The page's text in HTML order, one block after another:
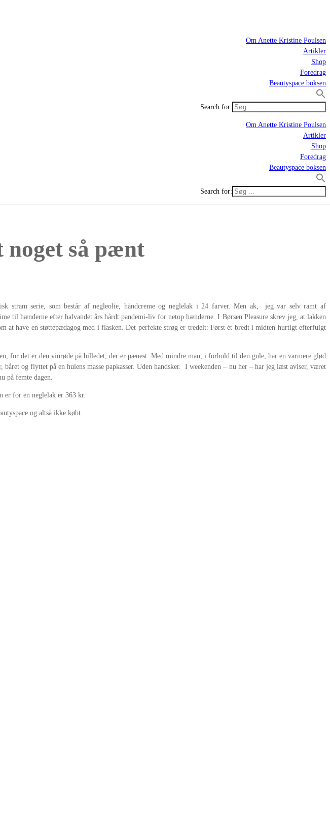
Om Anette Kristine Poulsen
Artikler
Shop
Foredrag
Beautyspace boksen
Search for:
Om Anette Kristine Poulsen
Artikler
Shop
Foredrag
Beautyspace boksen
Search for:
noget så pænt
stram serie, som består af negleolie, håndcreme og neglelak i 24 farver. Men ak, jeg var selv ramt af
til hænderne efter halvandet års hårdt pandemi-liv for netop hænderne. I Børsen Pleasure skrev jeg, at lakken
at have en støttepædagog med i flasken. Det perfekte strøg er tredelt: Først ét bredt i midten hurtigt efterfulgt
for det er den vinrøde på billedet, der er pænest. Med mindre man, i forhold til den gule, har en varmere glød
og flyttet på en hulens masse papkasser. Uden handsker. I weekenden – nu her – har jeg læst aviser, været
på femte dagen.
er for en neglelak er 363 kr.
og altså ikke købt.